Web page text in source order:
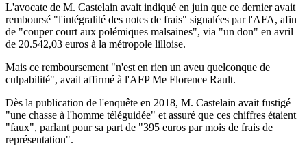
L'avocate de M. Castelain avait indiqué en juin que ce dernier avait
remboursé "l'intégralité des notes de frais" signalées par l'AFA, afin
de "couper court aux polémiques malsaines", via "un don" en avril
de 20.542,03 euros à la métropole lilloise.
Mais ce remboursement "n'est en rien un aveu quelconque de
culpabilité", avait affirmé à l'AFP Me Florence Rault.
Dès la publication de l'enquête en 2018, M. Castelain avait fustigé
"une chasse à l'homme téléguidée" et assuré que ces chiffres étaient
"faux", parlant pour sa part de "395 euros par mois de frais de
représentation".